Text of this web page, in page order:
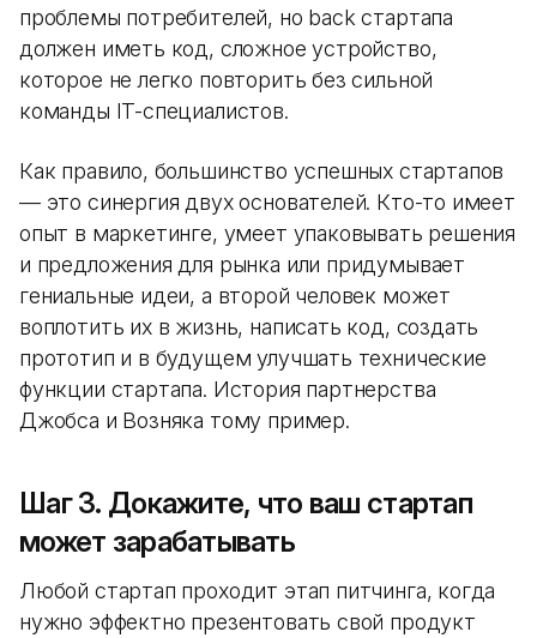
проблемы потребителей, но back стартапа
должен иметь код, сложное устройство,
которое не легко повторить без сильной
команды IT-специалистов.
Как правило, большинство успешных стартапов
— это синергия двух основателей. Кто-то имеет
опыт в маркетинге, умеет упаковывать решения
и предложения для рынка или придумывает
гениальные идеи, а второй человек может
воплотить их в жизнь, написать код, создать
прототип и в будущем улучшать технические
функции стартапа. История партнерства
Джобса и Возняка тому пример.
Шаг 3. Докажите, что ваш стартап
может зарабатывать
Любой стартап проходит этап питчинга, когда
нужно эффектно презентовать свой продукт